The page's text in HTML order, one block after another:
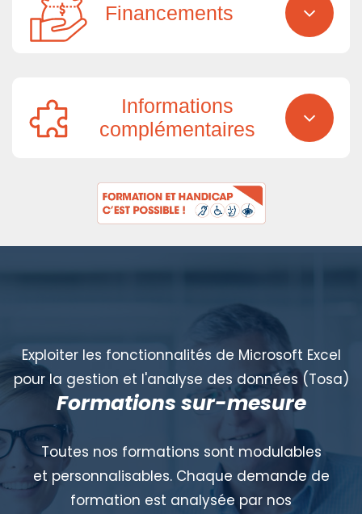
Financements
Informations
complémentaires
Exploiter les fonctionnalités de Microsoft Excel
pour la gestion et l'analyse des données (Tosa)
Formations sur-mesure
Toutes nos formations sont modulables
et personnalisables. Chaque demande de
formation est analysée par nos